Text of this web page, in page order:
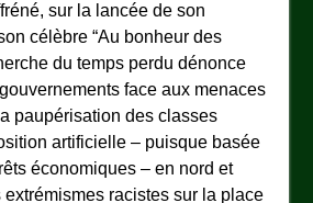
sur la lancée de son
célèbre “Au bonheur des
du temps perdu dénonce
face aux menaces
paupérisation des classes
artificielle – puisque basée
économiques – en nord et
extrémismes racistes sur la place